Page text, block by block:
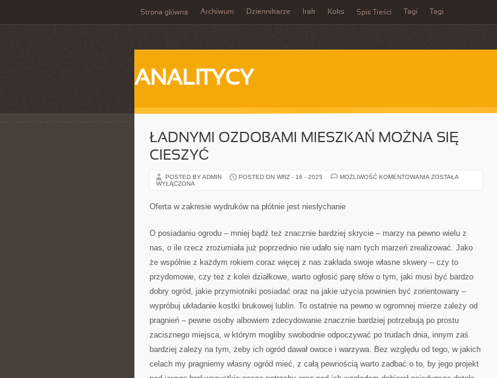
Strona główna Archiwum Dziennikarze Irak Koks Spis Treści Tagi Tagi
ANALITYCY
ŁADNYMI OZDOBAMI MIESZKAŃ MOŻNA SIĘ
CIESZYĆ
POSTED BY ADMIN POSTED ON WRZ - 16 - 2025 MOŻLIWOŚĆ KOMENTOWANIA ŁADNYMI
ZOSTAŁA
WYŁĄCZONA
Oferta w zakresie wydruków na płótnie jest niesłychanie
O posiadaniu ogrodu – mniej bądź też znacznie bardziej skrycie – marzy na pewno wielu z
nas, o ile rzecz zrozumiała już poprzednio nie udało się nam tych marzeń zrealizować. Jako
że wspólnie z każdym rokiem coraz więcej z nas zakłada swoje własne skwery – czy to
przydomowe, czy też z kolei działkowe, warto ogłosić parę słów o tym, jaki musi być bardzo
dobry ogród, jakie przymiotniki posiadać oraz na jakie użycia powinien być zorientowany –
wypróbuj układanie kostki brukowej lublin. To ostatnie na pewno w ogromnej mierze zależy od
pragnień – pewne osoby albowiem zdecydowanie znacznie bardziej potrzebują po prostu
zacisznego miejsca, w którym mogliby swobodnie odpoczywać po trudach dnia, innym zaś
bardziej zależy na tym, żeby ich ogród dawał owoce i warzywa. Bez względu od tego, w jakich
celach my pragniemy własny ogród mieć, z całą pewnością warto zadbać o to, by jego projekt